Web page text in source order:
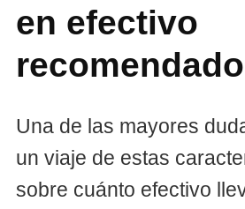
en efectivo
recomendado
Una de las mayores
un viaje de estas
sobre cuánto efectivo